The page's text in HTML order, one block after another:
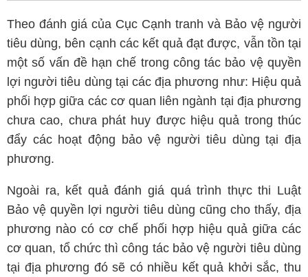
Theo đánh giá của Cục Cạnh tranh và Bảo vệ người
tiêu dùng, bên cạnh các kết quả đạt được, vẫn tồn tại
một số vấn đề hạn chế trong công tác bảo vệ quyền
lợi người tiêu dùng tại các địa phương như: Hiệu quả
phối hợp giữa các cơ quan liên ngành tại địa phương
chưa cao, chưa phát huy được hiệu quả trong thúc
đẩy các hoạt động bảo vệ người tiêu dùng tại địa
phương.
Ngoài ra, kết quả đánh giá quá trình thực thi Luật
Bảo vệ quyền lợi người tiêu dùng cũng cho thấy, địa
phương nào có cơ chế phối hợp hiệu quả giữa các
cơ quan, tổ chức thì công tác bảo vệ người tiêu dùng
tại địa phương đó sẽ có nhiều kết quả khởi sắc, thu